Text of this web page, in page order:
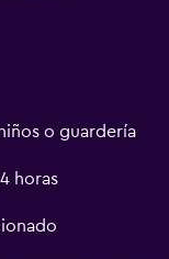
o guardería
horas